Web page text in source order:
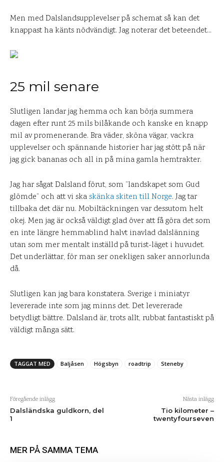
Men med Dalslandsupplevelser på schemat så kan det
knappast ha känts nödvändigt. Jag noterar det beteendet…
25 mil senare
Slutligen landar jag hemma och kan börja summera
dagen efter runt 25 mils bilåkande och kanske en knapp
mil av promenerande. Bra väder, sköna vägar, vackra
upplevelser och spännande historier har jag stött på när
jag gick bananas och all in på mina gamla hemtrakter.
Jag har sågat Dalsland förut, som ”landskapet som Gud
glömde” och att vi skaskänka skiten till Norge. Jag tar
tillbaka det där nu. Mobiltäckningen var dessutom helt
okej. Men jag är också väldigt glad över att få göra det som
en inte längre hemmablind halvt inavlad dalslänning
utan som mer mentalt inställd på turist-läget i huvudet.
Det underlättar, för man ser onekligen saker annorlunda
då.
Slutligen kan jag bara konstatera. Sverige i miniatyr
levererade inte som jag minns det. Det levererade
betydligt bättre. Dalsland är, trots allt, rubbat fantastiskt på
väldigt många sätt.
TAGGAT MED Baljåsen Högsbyn roadtrip Steneby
Föregående inlägg
Dalsländska guldkorn, del
1
Nästa inlägg
Tio kilometer –
twentyfourseven
MER PÅ SAMMA TEMA